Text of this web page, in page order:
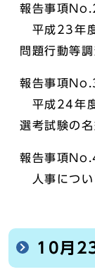
報告事項
平成23年度
問題行動等
報告事項
平成24年
選考試験の
報告事項
人事につい
10月